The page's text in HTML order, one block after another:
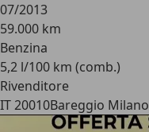
07/2013
59.000 km
Benzina
5,2 l/100 km (comb.)
Rivenditore
IT 20010Bareggio Milano